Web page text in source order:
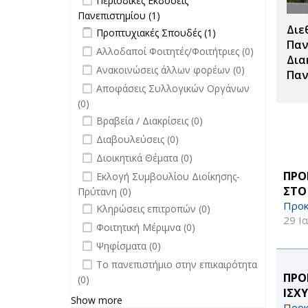
29
Πανεπιστημίου filter
Πανεπιστημίου (1)
Εκδόσεις
Πανεπιστημίου filter
Apply Προπτυχιακές Σπουδές filter
Προπτυχιακές Σπουδές (1)
Σπουδές filter
undefined
Αλλοδαποί Φοιτητές/Φοιτήτριες (0)
undefined
Ανακοινώσεις άλλων φορέων (0)
undefined
Αποφάσεις Συλλογικών Οργάνων
(0)
undefined
Βραβεία / Διακρίσεις (0)
undefined
Διαβουλεύσεις (0)
undefined
Διοικητικά Θέματα (0)
undefined
Εκλογή Συμβουλίου Διοίκησης-
Πρύτανη (0)
undefined
Κληρώσεις επιτροπών (0)
undefined
Φοιτητική Μέριμνα (0)
undefined
Ψηφίσματα (0)
undefined
Το πανεπιστήμιο στην επικαιρότητα
(0)
Show more